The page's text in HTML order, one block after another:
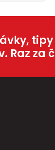
Raz za